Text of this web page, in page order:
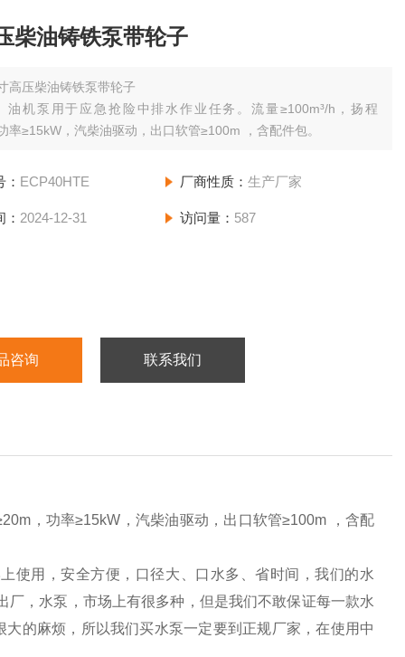
柴油铸铁泵带轮子
高压柴油铸铁泵带轮子
油机泵用于应急抢险中排水作业任务。流量≥100m³/h，扬程
率≥15kW，汽柴油驱动，出口软管≥100m ，含配件包。
ECP40HTE 厂商性质： 生产厂家
2024-12-31 访问量： 587
咨询 联系我们
，功率≥15kW，汽柴油驱动，出口软管≥100m ，含配
使用，安全方便，口径大、口水多、省时间，我们的水
，水泵，市场上有很多种，但是我们不敢保证每一款水
的麻烦，所以我们买水泵一定要到正规厂家，在使用中